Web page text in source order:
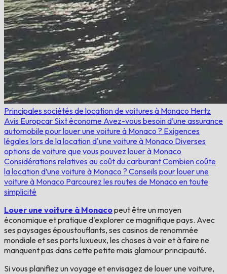
Principales sociétés de location de voitures à Monaco Hertz
Avis Europcar Sixtéconome Avez-vous besoin d’une assurance
automobile pour louer une voiture à Monaco ? Exigences
légales lors de la location d'une voiture à Monaco Diverses
options de voiture que vous pouvez louer à Monaco
Considérations relatives au coût du carburantCombien coûte
la location d’une voiture à Monaco ? Conseils pour louer une
voiture à Monaco Parcourez les routes de Monaco en toute
simplicité
Louer une voiture à Monacopeut être un moyen
économique et pratique d'explorer ce magnifique pays. Avec
ses paysages époustouflants, ses casinos de renommée
mondiale et ses ports luxueux, les choses à voir et à faire ne
manquent pas dans cette petite mais glamour principauté.
Si vous planifiez un voyage et envisagez de louer une voiture,